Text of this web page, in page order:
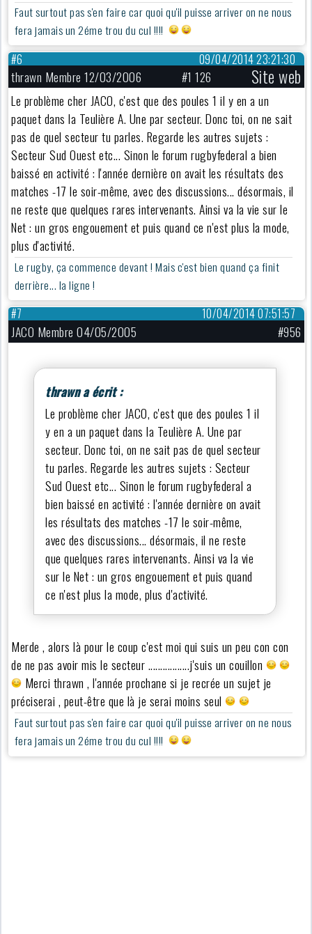
Faut surtout pas s'en faire car quoi qu'il puisse arriver on ne nous
fera jamais un 2éme trou du cul !!!!
09/04/2014 23:21:30
#6
thrawn Membre 12/03/2006 #1 126 Site web
Le problème cher JACO, c'est que des poules 1 il y en a un
paquet dans la Teulière A. Une par secteur. Donc toi, on ne sait
pas de quel secteur tu parles. Regarde les autres sujets :
Secteur Sud Ouest etc... Sinon le forum rugbyfederal a bien
baissé en activité : l'année dernière on avait les résultats des
matches -17 le soir-même, avec des discussions... désormais, il
ne reste que quelques rares intervenants. Ainsi va la vie sur le
Net : un gros engouement et puis quand ce n'est plus la mode,
plus d'activité.
Le rugby, ça commence devant ! Mais c'est bien quand ça finit
derrière... la ligne !
10/04/2014 07:51:57
#7
JACO Membre 04/05/2005 #956
thrawn a écrit :
Le problème cher JACO, c'est que des poules 1 il
y en a un paquet dans la Teulière A. Une par
secteur. Donc toi, on ne sait pas de quel secteur
tu parles. Regarde les autres sujets : Secteur
Sud Ouest etc... Sinon le forum rugbyfederal a
bien baissé en activité : l'année dernière on avait
les résultats des matches -17 le soir-même,
avec des discussions... désormais, il ne reste
que quelques rares intervenants. Ainsi va la vie
sur le Net : un gros engouement et puis quand
ce n'est plus la mode, plus d'activité.
Merde , alors là pour le coup c'est moi qui suis un peu con con
de ne pas avoir mis le secteur .................j'suis un couillon
Merci thrawn , l'année prochane si je recrée un sujet je
préciserai , peut-être que là je serai moins seul
Faut surtout pas s'en faire car quoi qu'il puisse arriver on ne nous
fera jamais un 2éme trou du cul !!!!